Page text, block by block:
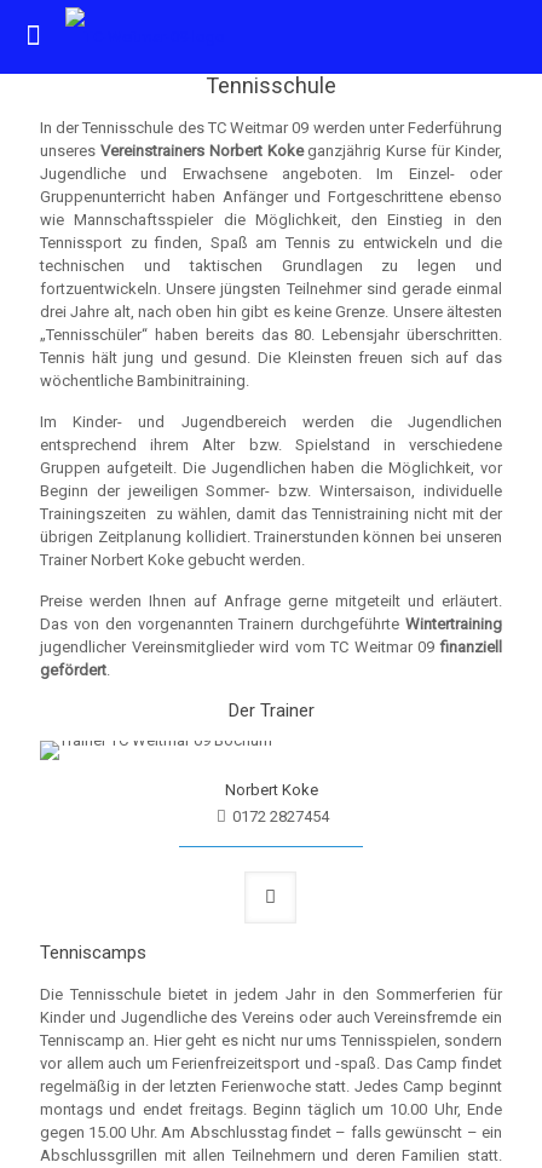
Tennisschule
In der Tennisschule des TC Weitmar 09 werden unter Federführung
unseres Vereinstrainers Norbert Kokeganzjährig Kurse für Kinder,
Jugendliche und Erwachsene angeboten. Im Einzel- oder
Gruppenunterricht haben Anfänger und Fortgeschrittene ebenso
wie Mannschaftsspieler die Möglichkeit, den Einstieg in den
Tennissport zu finden, Spaß am Tennis zu entwickeln und die
technischen und taktischen Grundlagen zu legen und
fortzuentwickeln. Unsere jüngsten Teilnehmer sind gerade einmal
drei Jahre alt, nach oben hin gibt es keine Grenze. Unsere ältesten
„Tennisschüler“ haben bereits das 80. Lebensjahr überschritten.
Tennis hält jung und gesund. Die Kleinsten freuen sich auf das
wöchentliche Bambinitraining.
Im Kinder- und Jugendbereich werden die Jugendlichen
entsprechend ihrem Alter bzw. Spielstand in verschiedene
Gruppen aufgeteilt. Die Jugendlichen haben die Möglichkeit, vor
Beginn der jeweiligen Sommer- bzw. Wintersaison, individuelle
Trainingszeiten zu wählen, damit das Tennistraining nicht mit der
übrigen Zeitplanung kollidiert. Trainerstunden können bei unseren
Trainer Norbert Koke gebucht werden.
Preise werden Ihnen auf Anfrage gerne mitgeteilt und erläutert.
Das von den vorgenannten Trainern durchgeführte Wintertraining
jugendlicher Vereinsmitglieder wird vom TC Weitmar 09finanziell
gefördert.
Der Trainer
Norbert Koke
0172 2827454
Tenniscamps
Die Tennisschule bietet in jedem Jahr in den Sommerferien für
Kinder und Jugendliche des Vereins oder auch Vereinsfremde ein
Tenniscamp an. Hier geht es nicht nur ums Tennisspielen, sondern
vor allem auch um Ferienfreizeitsport und -spaß. Das Camp findet
regelmäßig in der letzten Ferienwoche statt. Jedes Camp beginnt
montags und endet freitags. Beginn täglich um 10.00 Uhr, Ende
gegen 15.00 Uhr. Am Abschlusstag findet – falls gewünscht – ein
Abschlussgrillen mit allen Teilnehmern und deren Familien statt.